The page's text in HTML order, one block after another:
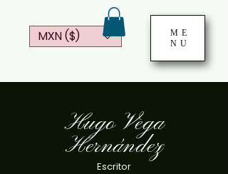
ME
NU
MXN ($)
Hugo Vega
Hernández
Escritor